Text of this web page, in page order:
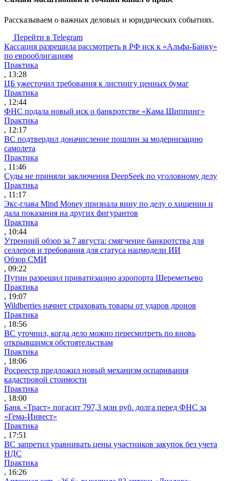
Рассказываем о важных деловых и юридических событиях.
Перейти в Telegram
Кассация разрешила рассмотреть в РФ иск к «Альфа-Банку»
по еврооблигациям
Практика
, 13:28
ЦБ ужесточил требования к листингу ценных бумаг
Практика
, 12:44
ФНС подала новый иск о банкротстве «Кама Шиппинг»
Практика
, 12:17
ВС подтвердил доначисление пошлин за модернизацию
самолета
Практика
, 11:46
Суды не приняли заключения DeepSeek по уголовному делу
Практика
, 11:17
Экс-глава Mind Money признала вину по делу о хищении и
дала показания на других фигурантов
Практика
, 10:44
Утренний обзор за 7 августа: смягчение банкротства для
селлеров и требования для статуса нацмодели ИИ
Обзор СМИ
, 09:22
Путин разрешил приватизацию аэропорта Шереметьево
Практика
, 19:07
Wildberries начнет страховать товары от ударов дронов
Практика
, 18:56
ВС уточнил, когда дело можно пересмотреть по вновь
открывшимся обстоятельствам
Практика
, 18:06
Росреестр предложил новый механизм оспаривания
кадастровой стоимости
Практика
, 18:00
Банк «Траст» погасит 797,3 млн руб. долга перед ФНС за
«Гема-Инвест»
Практика
, 17:51
ВС запретил уравнивать цены участников закупок без учета
НДС
Практика
, 16:26